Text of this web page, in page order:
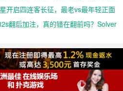
你的致富之路！
开启四连客长征，最老vs最年轻正面
之路！
翻后加注，真的错在翻前吗？Solver